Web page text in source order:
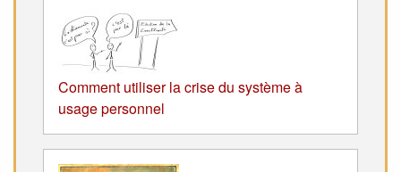
Comment utiliser la crise du système à
usage personnel